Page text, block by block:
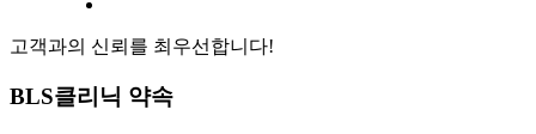
고객과의 신뢰를 최우선합니다!
BLS클리닉 약속